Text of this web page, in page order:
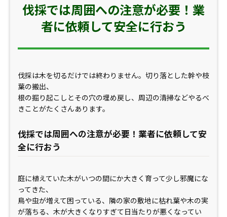
伐採では周囲への注意が必要！業
者に依頼して安全に行おう
伐採は木を切るだけでは終わりません。切り落とした幹や枝
葉の搬出、
根の掘り起こしとその穴の埋め戻し、周辺の清掃などやるべ
きことがたくさんあります。
伐採では周囲への注意が必要！業者に依頼して安
全に行おう
庭に植えていた木がいつの間にか大きく育って少し邪魔にな
ってきた、
鳥や虫が増えて困っている、隣の家の敷地に枯れ葉や木の実
が落ちる、木が大きくなりすぎて日当たりが悪くなってい